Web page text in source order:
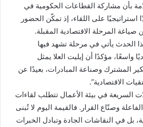
بأن مشاركة القطاعات الحكومية في
استراتيجيًا على اللقاء، إذ تمكّن الحضور
المرحلة الاقتصادية المقبلة.
الحدث يأتي في مرحلة تشهد فيها
واسعًا، مؤكدًا أن إيليت العلا يمثل
المشترك وصناعة المبادرات، بعيدًا عن
الاقتصادية”.
السريعة في بيئة الأعمال تتطلب لقاءات
وصنّاع القرار. فالقيمة اليوم لا تُبنى
بل في النقاشات الجادة وتبادل الخبرات